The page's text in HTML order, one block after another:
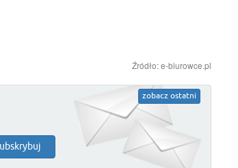
Źródło: e-biurowce.pl
zobacz ostatni